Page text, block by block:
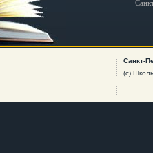
Санкт-
(c)